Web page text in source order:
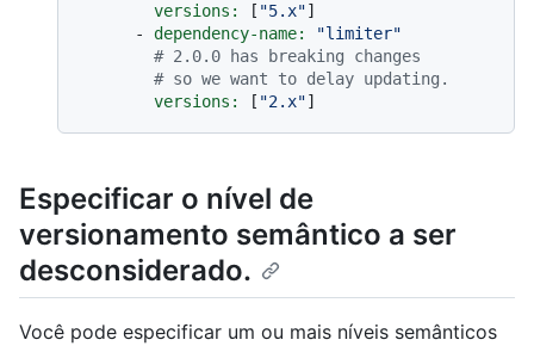
versions: [ "5.x"]
-
dependency-name:
"limiter"
# 2.0.0 has breaking changes
# so we want to delay updating.
versions:
[ "2.x"
Especificar o nível de
versionamento semântico a ser
desconsiderado.
Você pode especificar um ou mais níveis semânticos